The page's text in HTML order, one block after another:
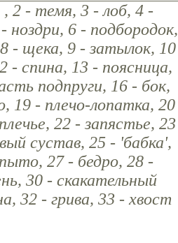
, 2 - темя, 3 - лоб, 4 -
ноздри, 6 - подбородок,
- щека, 9 - затылок, 10
- спина, 13 - поясница,
подпруги, 16 - бок,
19 - плечо-лопатка, 20
22 - запястье, 23
сустав, 25 - 'бабка',
27 - бедро, 28 -
30 - скакательный
32 - грива, 33 - хвост